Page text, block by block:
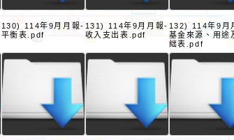
130) 114年9月月報-
平衡表.pdf
131) 114年9月月報-
收入支出表.pdf
132) 114年9月
基金來源、用途
絀表.pdf